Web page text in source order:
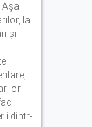
Aşa
la
şi
dintr-